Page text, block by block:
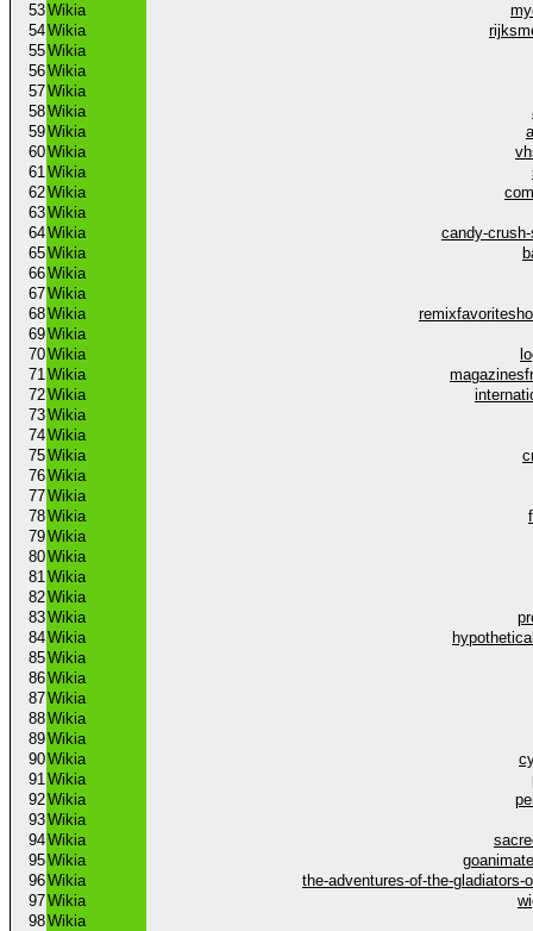
53Wikia
54Wikia
55Wikia
56Wikia
57Wikia
58Wikia
59Wikia
60Wikia
61Wikia
62Wikia
63Wikia
64Wikia
candy-
65Wikia
66Wikia
67Wikia
68Wikia
69Wikia
70Wikia
71Wikia
72Wikia
73Wikia
74Wikia
75Wikia
76Wikia
77Wikia
78Wikia
79Wikia
80Wikia
81Wikia
82Wikia
83Wikia
84Wikia
85Wikia
86Wikia
87Wikia
88Wikia
89Wikia
90Wikia
91Wikia
92Wikia
93Wikia
94Wikia
95Wikia
96Wikia
the-adventures-of-the-gladiators-
97Wikia
98Wikia